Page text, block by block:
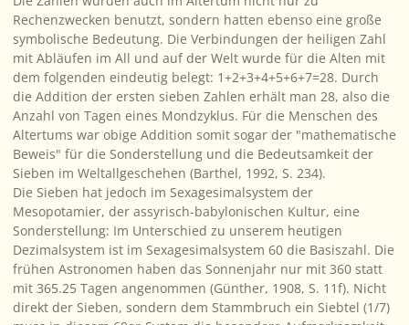
Rechenzwecken benutzt, sondern hatten ebenso eine große
symbolische Bedeutung. Die Verbindungen der heiligen Zahl
mit Abläufen im All und auf der Welt wurde für die Alten mit
dem folgenden eindeutig belegt: 1+2+3+4+5+6+7=28. Durch
die Addition der ersten sieben Zahlen erhält man 28, also die
Anzahl von Tagen eines Mondzyklus. Für die Menschen des
Altertums war obige Addition somit sogar der "mathematische
Beweis" für die Sonderstellung und die Bedeutsamkeit der
Sieben im Weltallgeschehen (Barthel, 1992, S. 234).
Die Sieben hat jedoch im Sexagesimalsystem der
Mesopotamier, der assyrisch-babylonischen Kultur, eine
Sonderstellung: Im Unterschied zu unserem heutigen
Dezimalsystem ist im Sexagesimalsystem 60 die Basiszahl. Die
frühen Astronomen haben das Sonnenjahr nur mit 360 statt
mit 365.25 Tagen angenommen (Günther, 1908, S. 11f). Nicht
direkt der Sieben, sondern dem Stammbruch ein Siebtel (1/7)